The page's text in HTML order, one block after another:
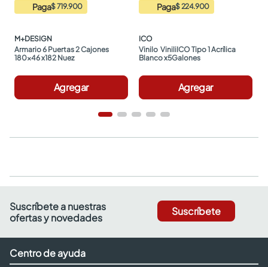
Paga$ 719.900
M+DESIGN
Armario 6 Puertas 2 Cajones
180x46 x182 Nuez
Agregar
Paga$ 224.900
ICO
Vinilo  ViniliICO Tipo 1 Acrílica
Blanco x5Galones
Agregar
Suscríbete a nuestras
ofertas y novedades
Suscríbete
Centro de ayuda